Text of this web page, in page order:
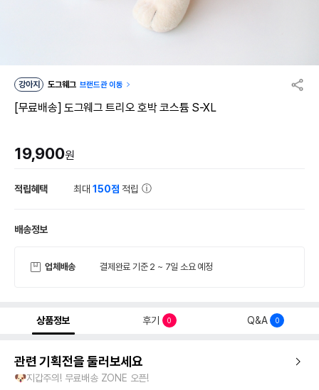
강아지 도그웨그 브랜드관 이동
[무료배송] 도그웨그 트리오 호박 코스튬 S-XL
19,900원
적립혜택 최대150점 적립
배송정보
업체배송 결제완료 기준 2 ~ 7일 소요 예정
상품정보 후기 0 Q&A 0
관련 기획전을 둘러보세요
🐶지갑주의! 무료배송 ZONE 오픈!